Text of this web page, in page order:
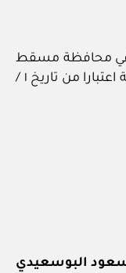
في محافظة مسقط
من الأسماء الواردة في القائمة المرفقة اعتبارا من تاريخ ١ /
سعود البوسعيدي